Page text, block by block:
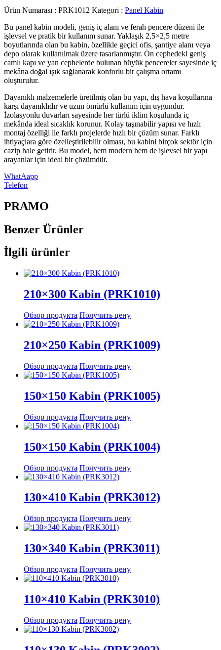
Ürün Numarası : PRK1012 Kategori : Panel Kabin
Bu panel kabin modeli, geniş iç alanı ve ferah pencere düzeni ile
işlevsel ve pratik bir kullanım sunar. Yaklaşık 2,5×2,5 metre
boyutlarında olan bu kabin, özellikle geçici ofis, şantiye alanı veya
depo olarak kullanılmak üzere tasarlanmıştır. Ön cephedeki geniş
camlı kapı ve yan cephelerde bulunan büyük pencereler sayesinde iç
mekâna doğal ışık sağlanarak konforlu bir çalışma ortamı
oluşturulur.
Dayanıklı malzemelerle üretilmiş olan bu yapı, dış hava koşullarına
karşı dayanıklıdır ve uzun ömürlü kullanım için uygundur.
İzolasyonlu duvarları sayesinde her türlü iklim koşulunda iç
mekânda ideal sıcaklık korunur. Kolay taşınabilir yapısı ve hızlı
montaj özelliği ile farklı projelerde hızlı bir çözüm sunar. Farklı
ihtiyaçlara göre özelleştirilebilir olması, bu kabini birçok sektör için
cazip hale getirir. Bu model, hem modern hem de işlevsel bir yapı
arayanlar için ideal bir çözümdür.
WhatAapp
Telefon
PRAMO
Benzer Ürünler
İlgili ürünler
210×300 Kabin (PRK1010)
Обзор продукта Получить цену
210×250 Kabin (PRK1009)
Обзор продукта Получить цену
150×150 Kabin (PRK1005)
Обзор продукта Получить цену
150×150 Kabin (PRK1004)
Обзор продукта Получить цену
130×410 Kabin (PRK3012)
Обзор продукта Получить цену
130×340 Kabin (PRK3011)
Обзор продукта Получить цену
110×410 Kabin (PRK3010)
Обзор продукта Получить цену